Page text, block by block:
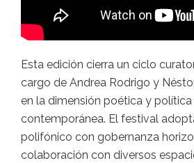
Esta edición cierra un ciclo
cargo de Andrea Rodrigo y
en la dimensión poética y
contemporánea. El festival
polifónico con gobernanza
colaboración con diversos